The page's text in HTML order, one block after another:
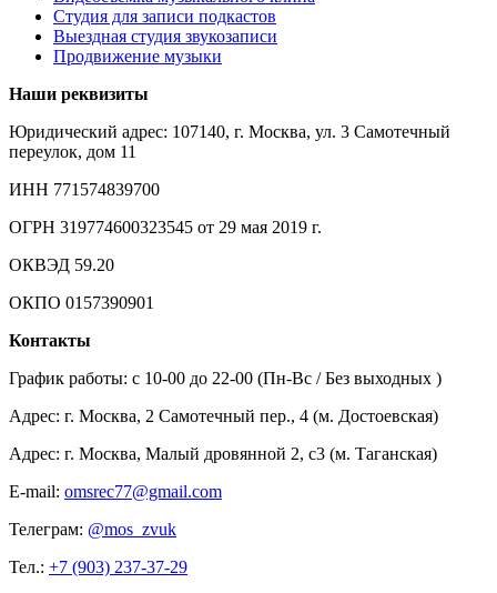
Студия для записи подкастов
Выездная студия звукозаписи
Продвижение музыки
Наши реквизиты
Юридический адрес: 107140, г. Москва, ул. 3 Самотечный
переулок, дом 11
ИНН 771574839700
ОГРН 319774600323545 от 29 мая 2019 г.
ОКВЭД 59.20
ОКПО 0157390901
Контакты
График работы: c 10-00 до 22-00 (Пн-Вс / Без выходных )
Адрес: г. Москва, 2 Самотечный пер., 4 (м. Достоевская)
Адрес: г. Москва, Малый дровянной 2, с3 (м. Таганская)
E-mail: omsrec77@gmail.com
Телеграм: @mos_zvuk
Тел.: +7 (903) 237-37-29